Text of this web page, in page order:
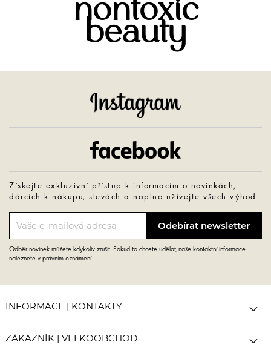
nontoxic
beauty
Získejte exkluzivní přístup k informacím o novinkách,
dárcích k nákupu, slevách a naplno užívejte všech výhod.
Odběr novinek můžete kdykoliv zrušit. Pokud to chcete udělat, naše kontaktní informace
naleznete v právním oznámení.
INFORMACE | KONTAKTY 
ZÁKAZNÍK | VELKOOBCHOD 